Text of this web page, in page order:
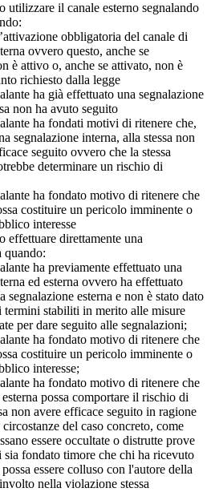
utilizzare il canale esterno segnalando
obbligatoria del canale di
ovvero questo, anche se
è attivo o, anche se attivato, non è
richiesto dalla legge
ha già effettuato una segnalazione
non ha avuto seguito
ha fondati motivi di ritenere che,
segnalazione interna, alla stessa non
seguito ovvero che la stessa
determinare un rischio di
ha fondato motivo di ritenere che
costituire un pericolo imminente o
interesse
effettuare direttamente una
quando:
ha previamente effettuato una
ed esterna ovvero ha effettuato
segnalazione esterna e non è stato dato
termini stabiliti in merito alle misure
per dare seguito alle segnalazioni;
ha fondato motivo di ritenere che
costituire un pericolo imminente o
interesse;
ha fondato motivo di ritenere che
possa comportare il rischio di
non avere efficace seguito in ragione
del caso concreto, come
essere occultate o distrutte prove
fondato timore che chi ha ricevuto
essere colluso con l'autore della
nella violazione stessa